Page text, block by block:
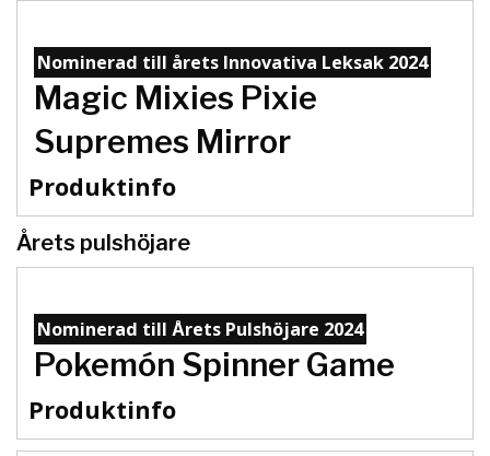
Nominerad till årets Innovativa Leksak 2024
Magic Mixies Pixie
Supremes Mirror
Produktinfo
Årets pulshöjare
Nominerad till Årets Pulshöjare 2024
Pokemón Spinner Game
Produktinfo